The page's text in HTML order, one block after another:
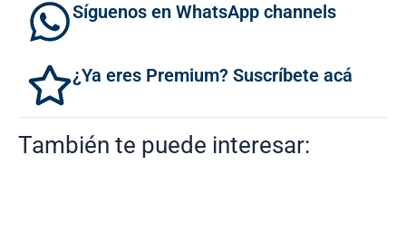
Síguenos en WhatsApp channels
¿Ya eres Premium? Suscríbete acá
También te puede interesar: